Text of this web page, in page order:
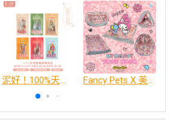
泥好！100%天然營養蔬果肉泥 Fancy Pets X 美樂蒂 百變造型寵物睡床墊